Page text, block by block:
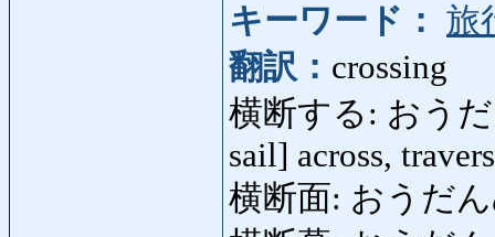
キーワード： 旅
翻訳： crossing
横断する: おう
sail] across,
横断面: おうだ